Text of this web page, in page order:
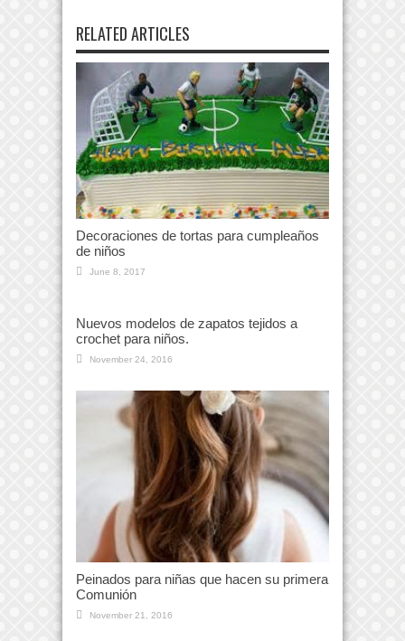
RELATED ARTICLES
Decoraciones de tortas para cumpleaños
de niños
June 8, 2017
Nuevos modelos de zapatos tejidos a
crochet para niños.
November 24, 2016
Peinados para niñas que hacen su primera
Comunión
November 21, 2016